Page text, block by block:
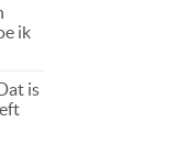
ik
is